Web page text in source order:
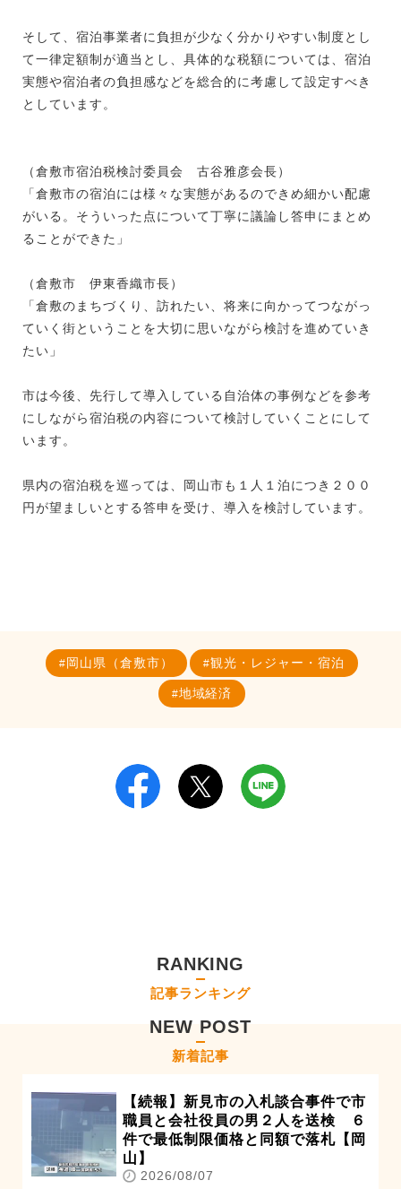
そして、宿泊事業者に負担が少なく分かりやすい制度とし
て一律定額制が適当とし、具体的な税額については、宿泊
実態や宿泊者の負担感などを総合的に考慮して設定すべき
としています。
（倉敷市宿泊税検討委員会 古谷雅彦会長）
「倉敷市の宿泊には様々な実態があるのできめ細かい配慮
がいる。そういった点について丁寧に議論し答申にまとめ
ることができた」
（倉敷市 伊東香織市長）
「倉敷のまちづくり、訪れたい、将来に向かってつながっ
ていく街ということを大切に思いながら検討を進めていき
たい」
市は今後、先行して導入している自治体の事例などを参考
にしながら宿泊税の内容について検討していくことにして
います。
県内の宿泊税を巡っては、岡山市も１人１泊につき２００
円が望ましいとする答申を受け、導入を検討しています。
岡山県（倉敷市） 観光・レジャー・宿泊
地域経済
RANKING
記事ランキング
NEW POST
新着記事
【続報】新見市の入札談合事件で市
職員と会社役員の男２人を送検 ６
件で最低制限価格と同額で落札【岡
山】
2026/08/07